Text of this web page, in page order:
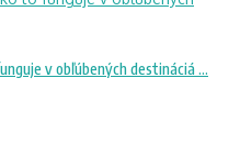
v obľúbených destináciá ...